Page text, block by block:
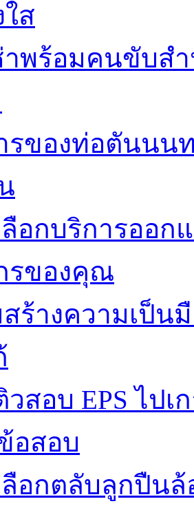
ส
าพร้อมคนขับส
รของท่อตันนน
ลือกบริการออ
รของคุณ
สร้างความเป็
วสอบ EPS ไปเ
อสอบ
ลือกตลับลูกปืน